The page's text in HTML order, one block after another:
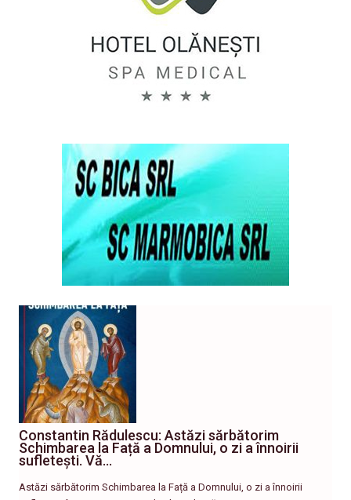
Constantin Rădulescu: Astăzi sărbătorim
Schimbarea la Față a Domnului, o zi a înnoirii
sufletești. Vă…
Astăzi sărbătorim Schimbarea la Față a Domnului, o zi a înnoirii